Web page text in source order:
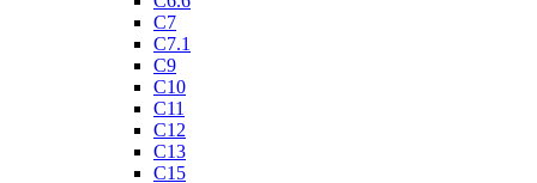
C7
C7.1
C9
C10
C11
C12
C13
C15